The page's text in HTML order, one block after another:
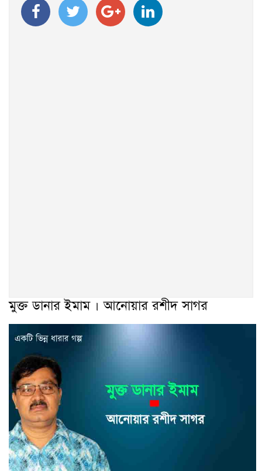
মুক্ত ডানার ইমাম । আনোয়ার রশীদ সাগর